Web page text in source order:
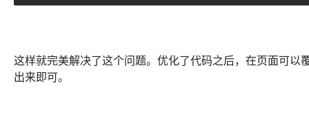
这样就完美解决了这个问题。优化了代码之后，在页面可
出来即可。